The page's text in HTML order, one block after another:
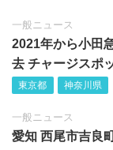
一般ニュース
2021年から小田
去 チャージスポ
東京都 神奈川県
一般ニュース
愛知 西尾市吉良